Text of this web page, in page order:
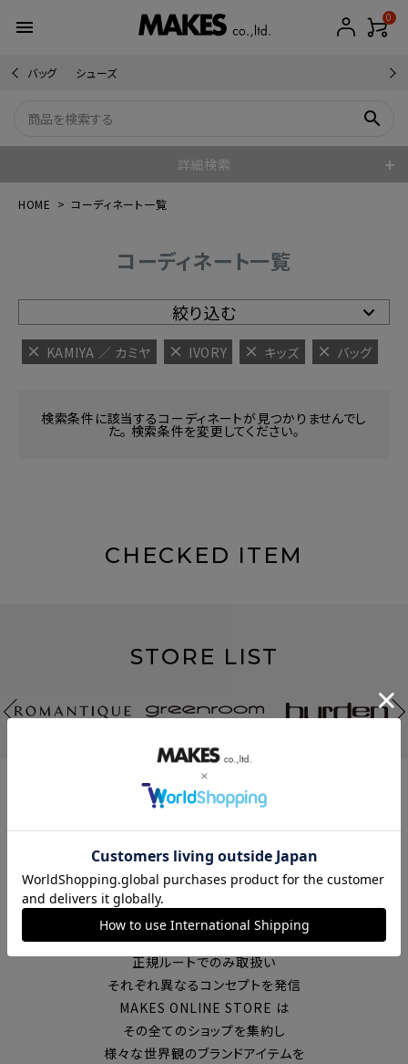
menu 0
バッグ シューズ
search
詳細検索
HOME コーディネート一覧
コーディネート一覧
絞り込む
KAMIYA ／ カミヤ IVORY キッズ バッグ
検索条件に該当するコーディネートが見つかりませんでし
た。 検索条件を変更してください。
CHECKED ITEM
STORE LIST
富山の中心エリアで現在7店舗の
セレクトショップを展開
国内外のブランドを
正規ルートでのみ取扱い
それぞれ異なるコンセプトを発信
MAKES ONLINE STORE は
その全てのショップを集約し
様々な世界観のブランドアイテムを